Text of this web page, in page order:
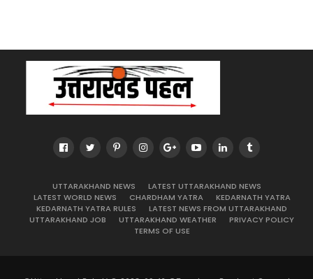
UTTARAKHAND NEWS
LATEST UTTARAKHAND NEWS
LATEST WORLD NEWS
CHARDHAM YATRA
KEDARNATH YATRA
KEDARNATH YATRA RULES
LATEST NEWS FROM UTTARAKHAND
UTTARAKHAND JOB
UTTARAKHAND WEATHER
PRIVACY POLICY
TERMS OF USE